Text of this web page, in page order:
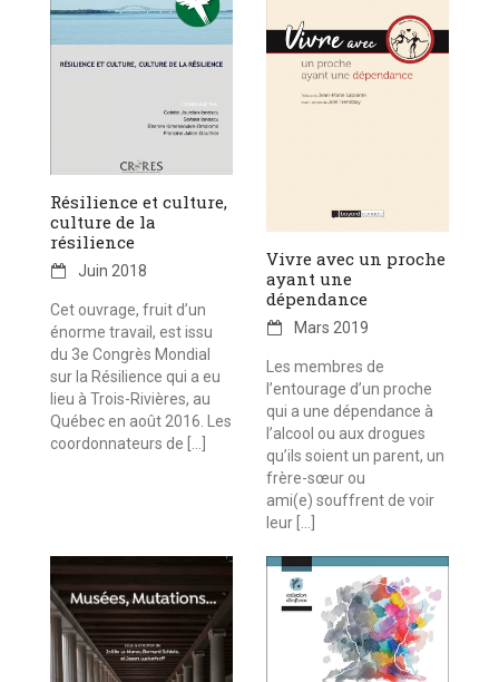
Résilience et culture,
culture de la
résilience
Juin 2018
Cet ouvrage, fruit d’un
énorme travail, est issu
du 3e Congrès Mondial
sur la Résilience qui a eu
lieu à Trois-Rivières, au
Québec en août 2016. Les
coordonnateurs de […]
Vivre avec un proche
ayant une
dépendance
Mars 2019
Les membres de
l’entourage d’un proche
qui a une dépendance à
l’alcool ou aux drogues
qu’ils soient un parent, un
frère-sœur ou
ami(e) souffrent de voir
leur […]